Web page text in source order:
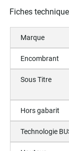
Fiches
Marque
Encombrant
Sous Titre
Hors gabarit
Technologie